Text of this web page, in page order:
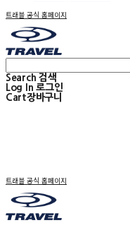
트래블 공식 홈페이지
Search 검색
Log In 로그인
Cart장바구니
트래블 공식 홈페이지